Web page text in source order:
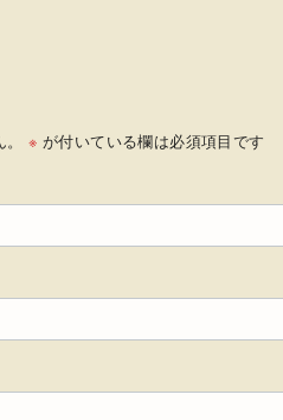
※ が付いている欄は必須項目です